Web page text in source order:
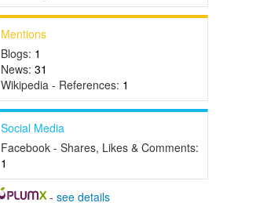
Mentions
Blogs: 1
News: 31
Wikipedia - References: 1
Social Media
Facebook - Shares, Likes & Comments:
1
-see details